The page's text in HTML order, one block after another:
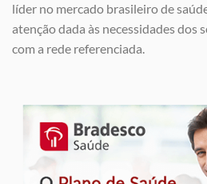
líder no mercado brasileiro de
atenção dada às necessidades dos
com a rede referenciada.